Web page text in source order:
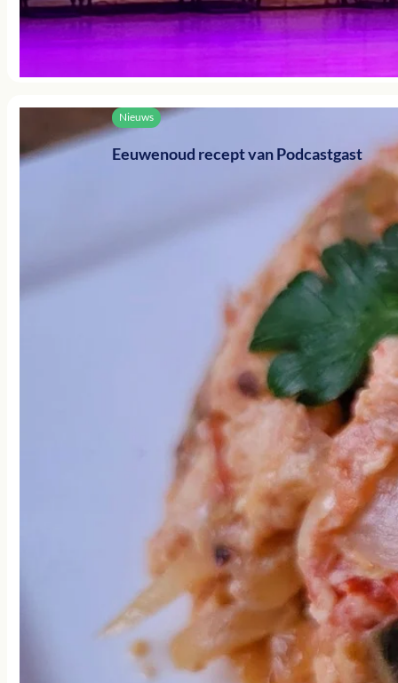
Nieuws
Eeuwenoud recept van Podcastgast